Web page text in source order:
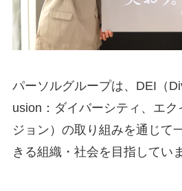
パーソルグループは、DEI（
usion：ダイバーシティ、エ
ジョン）の取り組みを通じて
きる組織・社会を目指してい